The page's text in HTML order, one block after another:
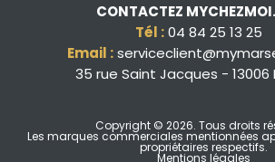
CONTACTEZ
Tél :04 84 25 13 25
Email :
35 rue Saint Jacques - 13006
Copyright © 2026. Tous droits
Les marques commerciales mentionnées
propriétaires respectifs.
Mentions légales